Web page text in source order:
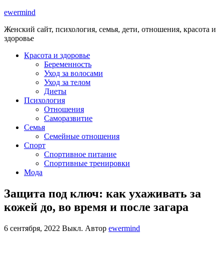
ewermind
Женский сайт, психология, семья, дети, отношения, красота и
здоровье
Красота и здоровье
Беременность
Уход за волосами
Уход за телом
Диеты
Психология
Отношения
Саморазвитие
Семья
Семейные отношения
Спорт
Спортивное питание
Спортивные тренировки
Мода
Защита под ключ: как ухаживать за
кожей до, во время и после загара
6 сентября, 2022 Выкл. Автор ewermind